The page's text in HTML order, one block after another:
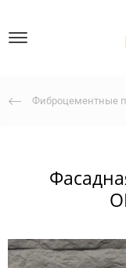
Фиброцементные